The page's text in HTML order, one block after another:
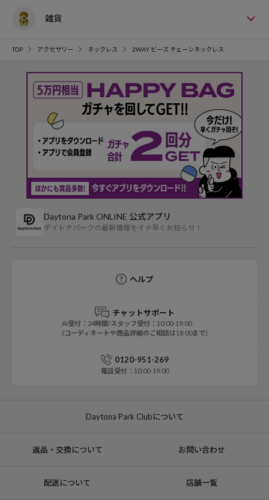
雑貨
TOP アクセサリー ネックレス 2WAY ビーズ チェーンネックレス
Daytona Park ONLINE 公式アプリ
デイトナパークの最新情報をイチ早くお知らせ！
ヘルプ
チャットサポート
AI受付：24時間/スタッフ受付：10:00-19:00
(コーディネートや商品詳細のご相談は18:00まで)
0120-951-269
電話受付：10:00-19:00
Daytona Park Clubについて
返品・交換について お問い合わせ
配送について 店舗一覧